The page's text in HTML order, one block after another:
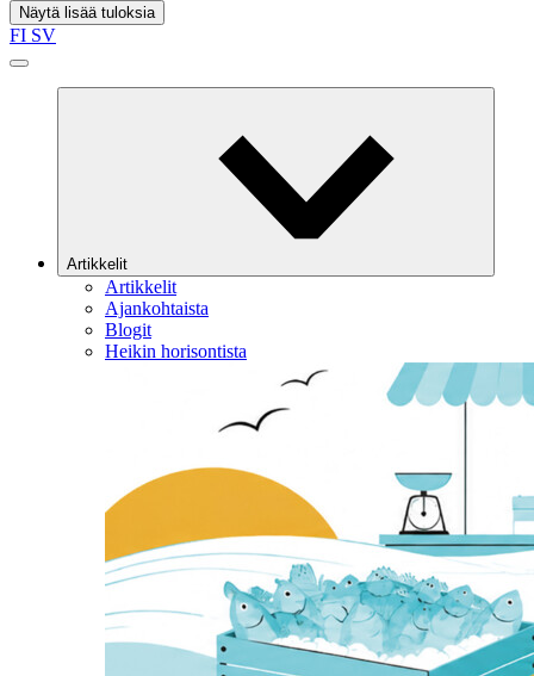
Näytä lisää tuloksia
FI SV
Artikkelit
Artikkelit
Ajankohtaista
Blogit
Heikin horisontista